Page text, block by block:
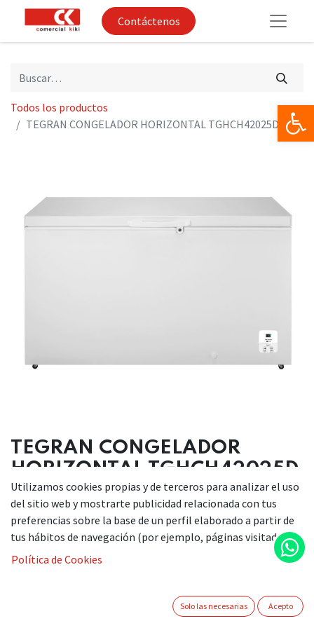
Contáctenos
Todos los productos
TEGRAN CONGELADOR HORIZONTAL TGHCH42025D
TEGRAN CONGELADOR
HORIZONTAL TGHCH42025D
Congelador Horizontal
Medidas alto/ancho/fondo 852x1448x721 mm
Capacidad de carga 420 L
Consuno energético Kwh/año 269
Capacidad congelación 24h 20 L
Utilizamos cookies propias y de terceros para analizar el uso
del sitio web y mostrarte publicidad relacionada con tus
preferencias sobre la base de un perfil elaborado a partir de
tus hábitos de navegación (por ejemplo, páginas visitadas).
Política de Cookies
Solo las necesarias Acepto